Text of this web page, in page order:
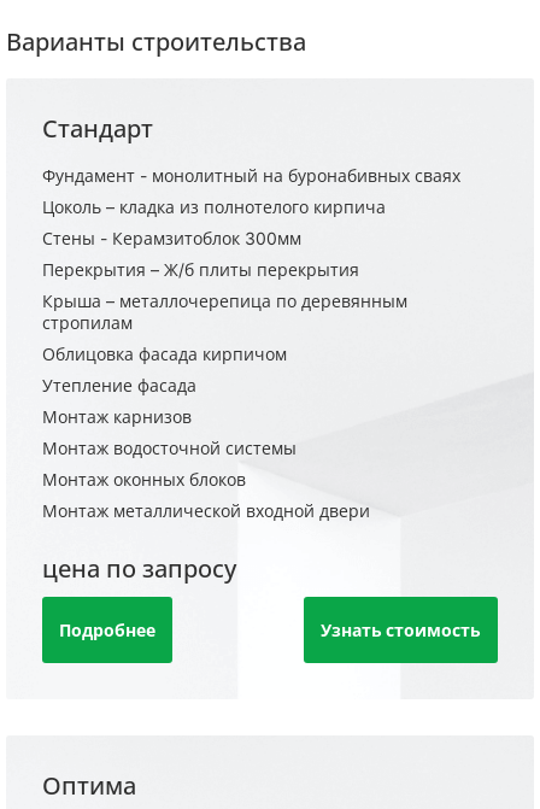
Варианты строительства
Стандарт
Фундамент - монолитный на буронабивных сваях
Цоколь – кладка из полнотелого кирпича
Стены - Керамзитоблок 300мм
Перекрытия – Ж/б плиты перекрытия
Крыша – металлочерепица по деревянным
стропилам
Облицовка фасада кирпичом
Утепление фасада
Монтаж карнизов
Монтаж водосточной системы
Монтаж оконных блоков
Монтаж металлической входной двери
цена по запросу
Подробнее Узнать стоимость
Оптима